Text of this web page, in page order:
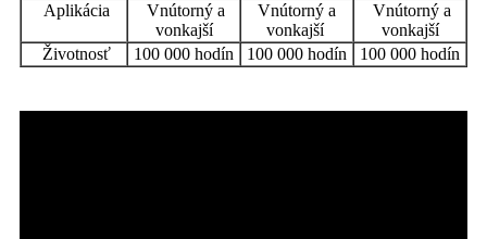
Aplikácia
Vnútorný a
vonkajší
Vnútorný a
vonkajší
Vnútorný a
vonkajší
Životnosť
100 000 hodín 100 000 hodín 100 000 hodín